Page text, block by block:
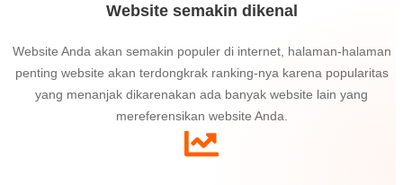
Website semakin dikenal
Website Anda akan semakin populer di internet, halaman-halaman
penting website akan terdongkrak ranking-nya karena popularitas
yang menanjak dikarenakan ada banyak website lain yang
mereferensikan website Anda.